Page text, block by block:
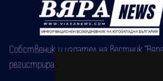
Собственик и издател на вестник
регистрирана на 08.05.2002 година.